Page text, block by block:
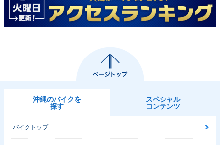
沖縄のバイクを
探す
スペシャル
コンテンツ
バイクトップ